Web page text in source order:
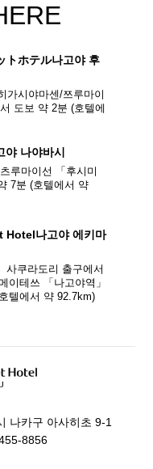
トホテル나고야 후
가시야마센/쯔루마이
도보 약 2분 (호텔에
야 나야바시
루마이선 「후시미
7분 (호텔에서 약
Hotel나고야 에키마
사쿠라도리 출구에서
이테쓰 「나고야역」
텔에서 약92.7km)
나카구 아사히초 9-1
8856